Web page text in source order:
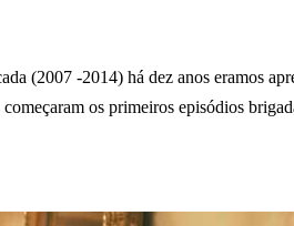
(2007 -2014) há dez anos eramos
os primeiros episódios